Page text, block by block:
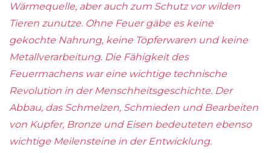
Wärmequelle, aber auch zum Schutz vor wilden
Tieren zunutze. Ohne Feuer gäbe es keine
gekochte Nahrung, keine Töpferwaren und keine
Metallverarbeitung. Die Fähigkeit des
Feuermachens war eine wichtige technische
Revolution in der Menschheitsgeschichte. Der
Abbau, das Schmelzen, Schmieden und Bearbeiten
von Kupfer, Bronze und Eisen bedeuteten ebenso
wichtige Meilensteine in der Entwicklung.